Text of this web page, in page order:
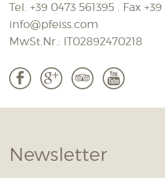
Tel. +39 0473 561395 . Fax
info@pfeiss.com
MwSt.Nr.: IT02892470218
b c 3 r
Newsletter